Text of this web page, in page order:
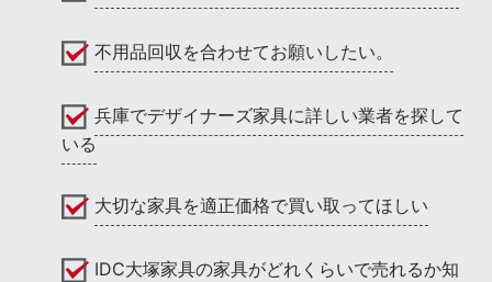
不用品回収を合わせてお願いしたい。
兵庫でデザイナーズ家具に詳しい業者を探して
いる
大切な家具を適正価格で買い取ってほしい
IDC大塚家具の家具がどれくらいで売れるか知